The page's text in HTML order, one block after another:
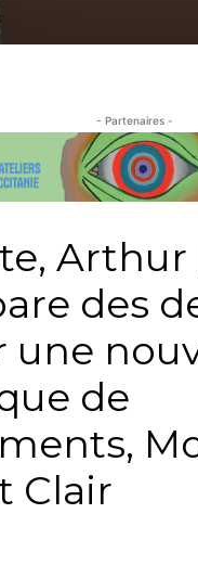
- Partenaires -
des
une
de
Clair